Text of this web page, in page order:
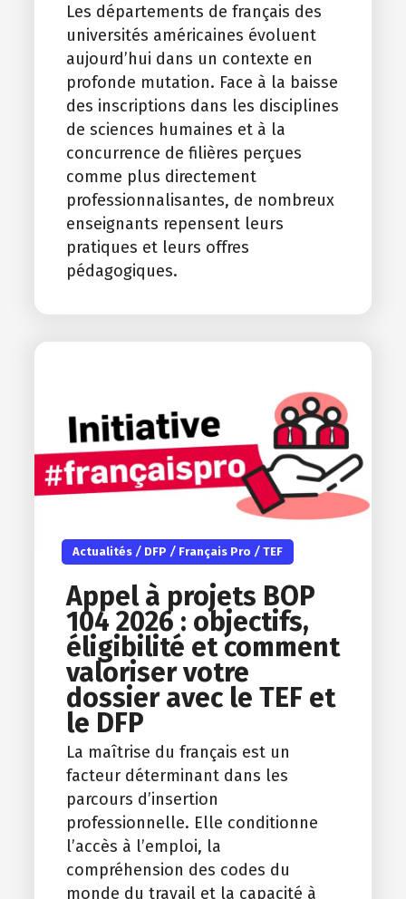
Les départements de français des
universités américaines évoluent
aujourd’hui dans un contexte en
profonde mutation. Face à la baisse
des inscriptions dans les disciplines
de sciences humaines et à la
concurrence de filières perçues
comme plus directement
professionnalisantes, de nombreux
enseignants repensent leurs
pratiques et leurs offres
pédagogiques.
Actualités/ DFP / Français Pro / TEF
Appel à projets BOP
104 2026 : objectifs,
éligibilité et comment
valoriser votre
dossier avec le TEF et
le DFP
La maîtrise du français est un
facteur déterminant dans les
parcours d’insertion
professionnelle. Elle conditionne
l’accès à l’emploi, la
compréhension des codes du
monde du travail et la capacité à